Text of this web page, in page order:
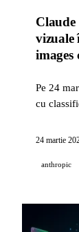
images
Pe 24
cu
deschide
24 martie
anthropic